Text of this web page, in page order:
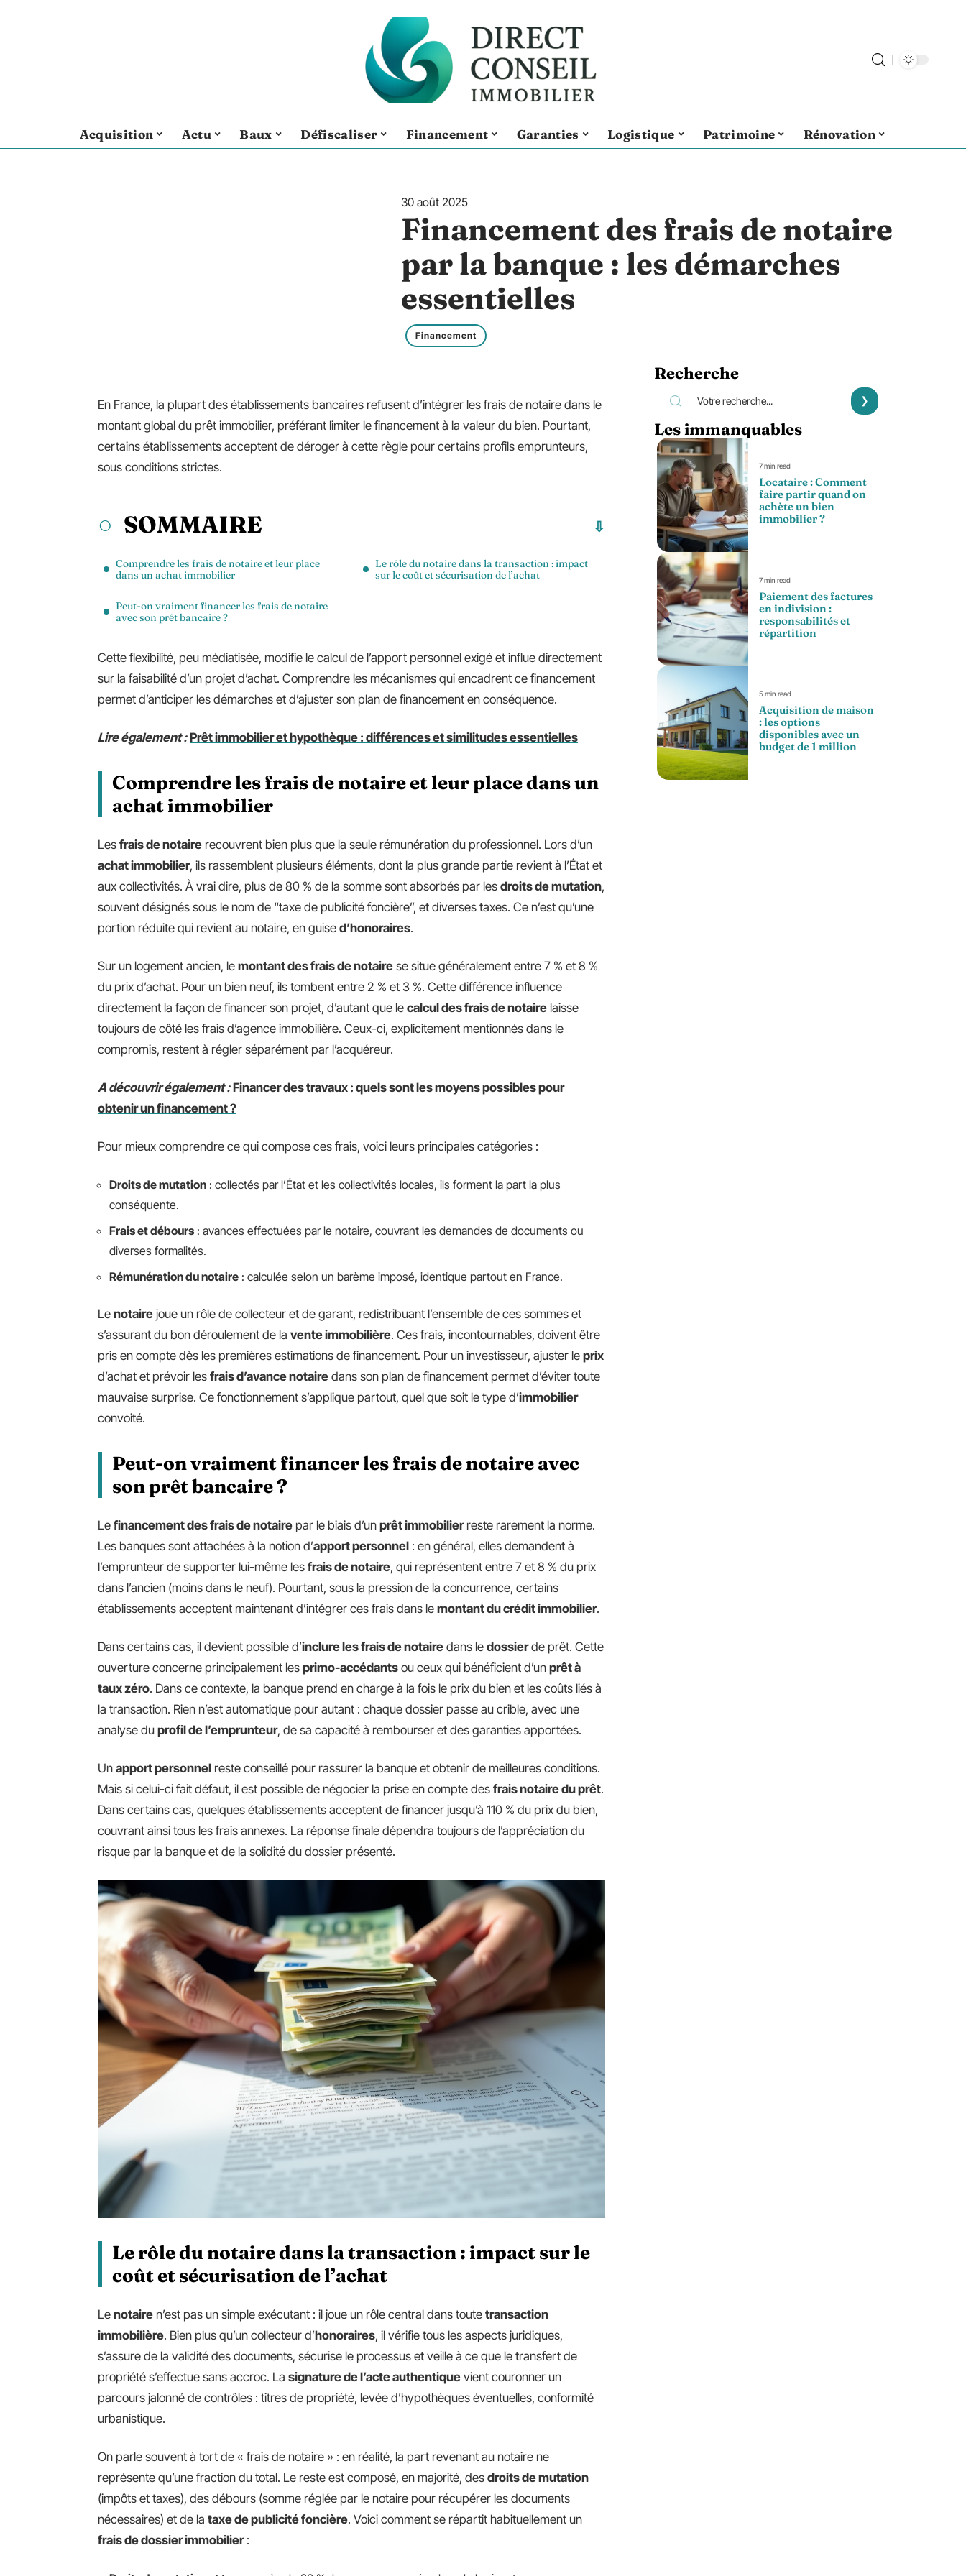
Acquisition Actu Baux Défiscaliser Financement Garanties Logistique Patrimoine Rénovation
30 août 2025
Financement des frais de notaire
par la banque : les démarches
essentielles
Financement
En France, la plupart des établissements bancaires refusent d’intégrer les frais de notaire dans le
montant global du prêt immobilier, préférant limiter le financement à la valeur du bien. Pourtant,
certains établissements acceptent de déroger à cette règle pour certains profils emprunteurs,
sous conditions strictes.
SOMMAIRE
Comprendre les frais de notaire et leur place
dans un achat immobilier
Peut-on vraiment financer les frais de notaire
avec son prêt bancaire ?
Le rôle du notaire dans la transaction : impact
sur le coût et sécurisation de l’achat
Cette flexibilité, peu médiatisée, modifie le calcul de l’apport personnel exigé et influe directement
sur la faisabilité d’un projet d’achat. Comprendre les mécanismes qui encadrent ce financement
permet d’anticiper les démarches et d’ajuster son plan de financement en conséquence.
Lire également : Prêt immobilier et hypothèque : différences et similitudes essentielles
Comprendre les frais de notaire et leur place dans un
achat immobilier
Les frais de notaire recouvrent bien plus que la seule rémunération du professionnel. Lors d’un
achat immobilier, ils rassemblent plusieurs éléments, dont la plus grande partie revient à l’État et
aux collectivités. À vrai dire, plus de 80 % de la somme sont absorbés par les droits de mutation,
souvent désignés sous le nom de “taxe de publicité foncière”, et diverses taxes. Ce n’est qu’une
portion réduite qui revient au notaire, en guise d’honoraires.
Sur un logement ancien, le montant des frais de notaire se situe généralement entre 7 % et 8 %
du prix d’achat. Pour un bien neuf, ils tombent entre 2 % et 3 %. Cette différence influence
directement la façon de financer son projet, d’autant que le calcul des frais de notaire laisse
toujours de côté les frais d’agence immobilière. Ceux-ci, explicitement mentionnés dans le
compromis, restent à régler séparément par l’acquéreur.
A découvrir également : Financer des travaux : quels sont les moyens possibles pour
obtenir un financement ?
Pour mieux comprendre ce qui compose ces frais, voici leurs principales catégories :
Droits de mutation : collectés par l’État et les collectivités locales, ils forment la part la plus
conséquente.
Frais et débours : avances effectuées par le notaire, couvrant les demandes de documents ou
diverses formalités.
Rémunération du notaire : calculée selon un barème imposé, identique partout en France.
Le notaire joue un rôle de collecteur et de garant, redistribuant l’ensemble de ces sommes et
s’assurant du bon déroulement de la vente immobilière. Ces frais, incontournables, doivent être
pris en compte dès les premières estimations de financement. Pour un investisseur, ajuster le prix
d’achat et prévoir les frais d’avance notaire dans son plan de financement permet d’éviter toute
mauvaise surprise. Ce fonctionnement s’applique partout, quel que soit le type d’immobilier
convoité.
Peut-on vraiment financer les frais de notaire avec
son prêt bancaire ?
Le financement des frais de notaire par le biais d’un prêt immobilierreste rarement la norme.
Les banques sont attachées à la notion d’apport personnel : en général, elles demandent à
l’emprunteur de supporter lui-même les frais de notaire, qui représentent entre 7 et 8 % du prix
dans l’ancien (moins dans le neuf). Pourtant, sous la pression de la concurrence, certains
établissements acceptent maintenant d’intégrer ces frais dans le montant du crédit immobilier.
Dans certains cas, il devient possible d’inclure les frais de notaire dans le dossierde prêt. Cette
ouverture concerne principalement les primo-accédants ou ceux qui bénéficient d’un prêt à
taux zéro. Dans ce contexte, la banque prend en charge à la fois le prix du bien et les coûts liés à
la transaction. Rien n’est automatique pour autant : chaque dossier passe au crible, avec une
analyse du profil de l’emprunteur, de sa capacité à rembourser et des garanties apportées.
Un apport personnel reste conseillé pour rassurer la banque et obtenir de meilleures conditions.
Mais si celui-ci fait défaut, il est possible de négocier la prise en compte des frais notaire du prêt.
Dans certains cas, quelques établissements acceptent de financer jusqu’à 110 % du prix du bien,
couvrant ainsi tous les frais annexes. La réponse finale dépendra toujours de l’appréciation du
risque par la banque et de la solidité du dossier présenté.
Le rôle du notaire dans la transaction : impact sur le
coût et sécurisation de l’achat
Le notaire n’est pas un simple exécutant : il joue un rôle central dans toute transaction
immobilière. Bien plus qu’un collecteur d’honoraires, il vérifie tous les aspects juridiques,
s’assure de la validité des documents, sécurise le processus et veille à ce que le transfert de
propriété s’effectue sans accroc. La signature de l’acte authentique vient couronner un
parcours jalonné de contrôles : titres de propriété, levée d’hypothèques éventuelles, conformité
urbanistique.
On parle souvent à tort de « frais de notaire » : en réalité, la part revenant au notaire ne
représente qu’une fraction du total. Le reste est composé, en majorité, des droits de mutation
(impôts et taxes), des débours (somme réglée par le notaire pour récupérer les documents
nécessaires) et de la taxe de publicité foncière. Voici comment se répartit habituellement un
frais de dossier immobilier:
Recherche
Les immanquables
7 min read
Locataire : Comment
faire partir quand on
achète un bien
immobilier ?
7 min read
Paiement des factures
en indivision :
responsabilités et
répartition
5 min read
Acquisition de maison
: les options
disponibles avec un
budget de 1 million